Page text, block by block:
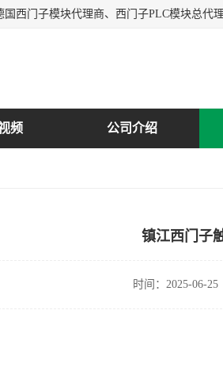
频 公司介绍
镇江西门子
时间：2025-06-25